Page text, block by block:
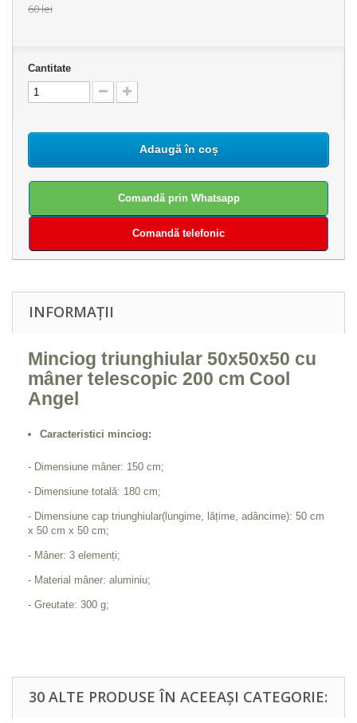
60 lei
Cantitate
Adaugă în coș
Comandă prin Whatsapp
Comandă telefonic
INFORMAȚII
Minciog triunghiular 50x50x50 cu
mâner telescopic 200 cm Cool
Angel
Caracteristici minciog:
- Dimensiune mâner: 150 cm;
- Dimensiune totală: 180 cm;
- Dimensiune cap triunghiular(lungime, lățime, adâncime): 50 cm
x 50 cm x 50 cm;
- Mâner: 3 elemenți;
- Material mâner: aluminiu;
- Greutate: 300 g;
30 ALTE PRODUSE ÎN ACEEAȘI CATEGORIE: